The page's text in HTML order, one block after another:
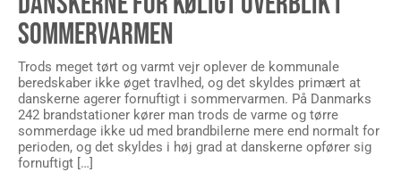
SOMMERVARMEN
Trods meget tørt og varmt vejr oplever de kommunale
beredskaber ikke øget travlhed, og det skyldes primært at
danskerne agerer fornuftigt i sommervarmen. På Danmarks
242 brandstationer kører man trods de varme og tørre
sommerdage ikke ud med brandbilerne mere end normalt for
perioden, og det skyldes i høj grad at danskerne opfører sig
fornuftigt […]